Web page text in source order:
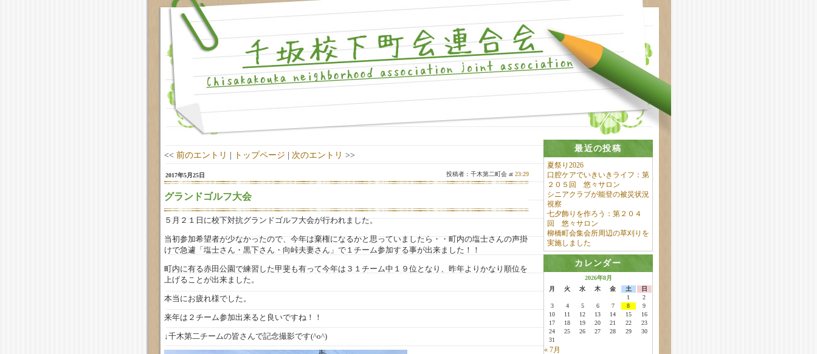
最近の投稿
夏祭り2026
口腔ケアでいきいきライフ：第
２０５回 悠々サロン
シニアクラブが能登の被災状況
視察
七夕飾りを作ろう：第２０４
回 悠々サロン
柳橋町会集会所周辺の草刈りを
実施しました
カレンダー
2026年8月
月
火 水 木 金 土
日
1
2
3
4 5 6 7 8
9
10
11 12 13 14 15
16
17
18 19 20 21 22
23
24
25 26 27 28 29
30
31
« 7月
<<前のエントリ | トップページ | 次のエントリ >>
2017年5月25日 投稿者：千木第二町会 at23:29
グランドゴルフ大会
５月２１日に校下対抗グランドゴルフ大会が行われました。
当初参加希望者が少なかったので、今年は棄権になるかと思っていましたら・・町内の塩士さんの声掛
けで急遽「塩士さん・黒下さん・向峠夫妻さん」で１チーム参加する事が出来ました！！
町内に有る赤田公園で練習した甲斐も有って今年は３１チーム中１９位となり、昨年よりかなり順位を
上げることが出来ました。
本当にお疲れ様でした。
来年は２チーム参加出来ると良いですね！！
↓千木第二チームの皆さんで記念撮影です(^o^)